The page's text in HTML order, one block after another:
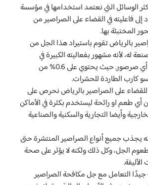
الوسائل التي نعتمد استخدامها في مؤسسة
إلى فاعليته في القضاء على الصراصير من
المختبئة بها.
بالرياض تقوم باستيراد هذا الجل من
له، لأنه مشهور بفعاليته الكبيرة في
تخليص المنزل من أي صرصور. حيث يحتوي على 0.6% من
كارب الطاردة للحشرات.
على الصراصير بالرياض نحرص على
أي طعم او رائحة ليستخدم بكثرة في الأماكن
وأيضا التجارية والسكنية والصناعية
يجذب جميع أنواع الصراصير المنتشرة حتى
الجل، وكل ذلك ولكنه لا يؤثر على صحة
جيدًا التعامل مع جل مكافحة الصراصير